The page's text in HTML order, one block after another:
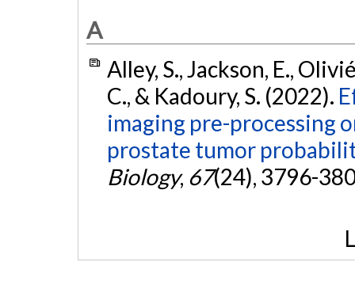
A
Alley, S., Jackson, E.,
C., & Kadoury, S. (2022).
imaging pre-processing
prostate tumor
Biology, 67(24), 3796-